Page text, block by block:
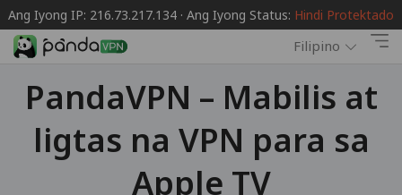
Ang Iyong IP: 216.73.217.134 · Ang Iyong Status: Hindi Protektado
Filipino
PandaVPN – Mabilis at
ligtas na VPN para sa
Apple TV